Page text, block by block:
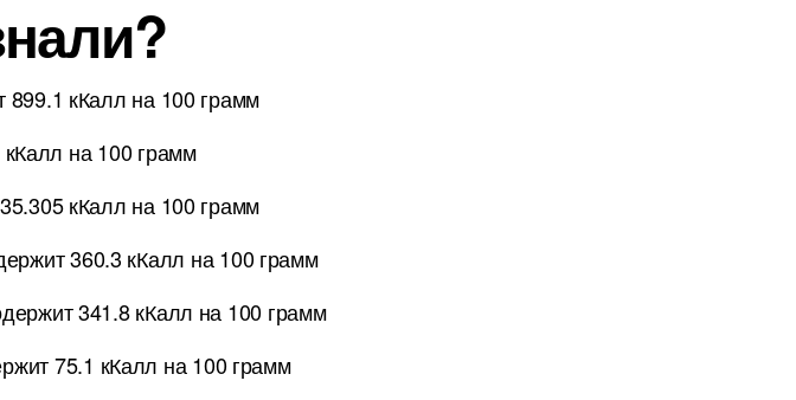
899.1 кКалл на 100 грамм
на 100 грамм
кКалл на 100 грамм
360.3 кКалл на 100 грамм
341.8 кКалл на 100 грамм
75.1 кКалл на 100 грамм